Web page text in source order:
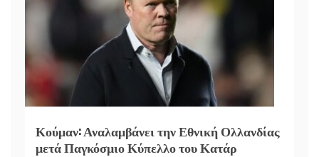
Κούμαν: Αναλαμβάνει την Εθνική Ολλανδίας
μετά Παγκόσμιο Κύπελλο του Κατάρ